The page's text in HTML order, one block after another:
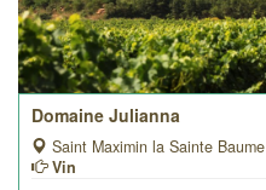
Domaine Julianna
Saint Maximin la Sainte Baume
Vin